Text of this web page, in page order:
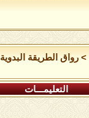
>رواق الطريقة البدوية
التعليمـــات